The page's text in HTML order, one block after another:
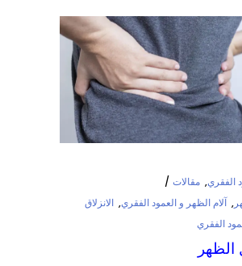
الفقري, مقالات
, آلام الظهر و العمود الفقري, الانزلاق
الفقري
الظهر